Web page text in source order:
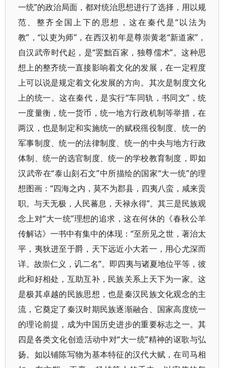
一统”的政治局面，都对统治思想进行了选择，用以规
范、整齐全国上下的思想，这在秦代是“以法为
教”，“以吏为师”，在西汉初年是尊崇黄老“新道家”，
自汉武帝时代起，是“罢黜百家，独尊儒术”。这种思
想上的整齐统一直接影响着文化的发展，在一定程度
上可以说是规定着文化发展的方向。其次是制度文化
上的统一。这在秦代，是实行“车同轨，书同文”，统
一度量衡，统一货币，统一地方行政机制等举措，在
两汉，也是制定和实施统一的赋税徭役制度、统一的
军事制度、统一的法律制度、统一的中央与地方行政
体制、统一的选官制度、统一的学校教育制度，即如
汉武帝在“泰山刻石文”中所描绘的国家“大一统”的理
想图画：“四海之内，莫不为郡县，四夷八蛮，咸来贡
职。与天无极，人民蕃息，天禄永得”。其三是民族观
念上对“大一统”理想的追求，这在何休的《春秋公羊
传解诂》一书中有集中的体现：“至所见之世，著治太
平，夷狄进至于爵，天下远近小大若一，用心尤深而
详。故崇仁义，讥二名”。即四夷与诸夏地位平等，彼
此和好相处，互助互补，民族关系上天下为一家。这
是极其卓越的民族思想，也是秦汉民族文化观念的主
流，它奠定了秦汉时期民族逐渐融合、国家高度统一
的理论前提，成为中国历史进步的重要标志之一。其
四是各类文化创造活动中对“大一统”精神的讴歌与弘
扬。如以铺陈写物为基本特征的汉代大赋，在司马相